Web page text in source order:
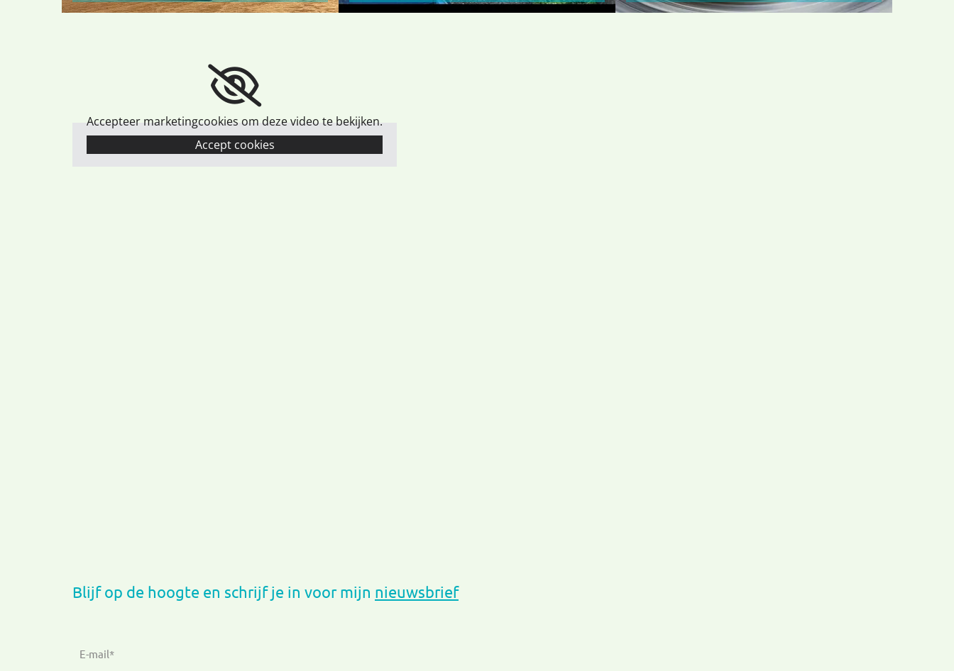
Accepteer marketingcookies om deze video te bekijken.
Accept cookies
Blijf op de hoogte en schrijf je in voor mijn nieuwsbrief
E-mail*